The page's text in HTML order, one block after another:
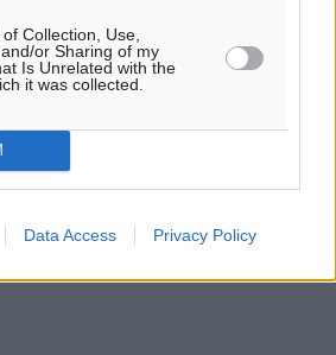
Collection, Use,
or Sharing of my
Is Unrelated with the
it was collected.
Data Access Privacy Policy